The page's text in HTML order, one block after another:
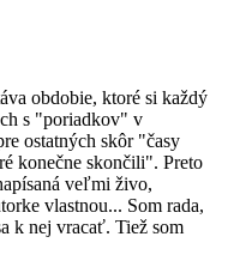
obdobie, ktoré si každý
s "poriadkov" v
ostatných skôr "časy
konečne skončili". Preto
veľmi živo,
vlastnou... Som rada,
k nej vracať. Tiež som